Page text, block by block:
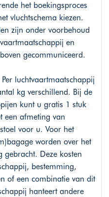
het boekingsproces
vluchtschema kiezen.
zijn onder voorbehoud
en
gecommuniceerd.
luchtvaartmaatschappij
kg verschillend. Bij de
kunt u gratis 1 stuk
een afmeting van
voor u. Voor het
worden over het
gebracht. Deze kosten
bestemming,
of een combinatie van dit
hanteert andere